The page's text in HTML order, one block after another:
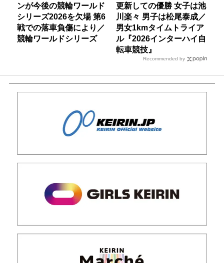
ンが今後の競輪ワールド
シリーズ2026を欠場 第6
戦での落車負傷により／
競輪ワールドシリーズ
更新しての優勝 女子は池
川楽々 男子は松尾泰成／
男女1kmタイムトライア
ル『2026インターハイ自
転車競技』
Recommended by